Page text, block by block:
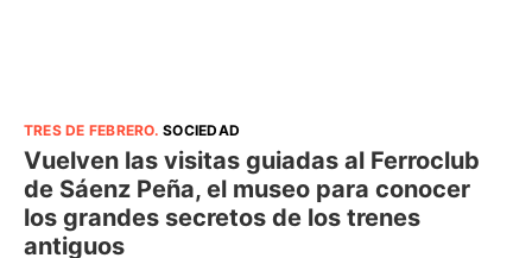
TRES DE FEBRERO.SOCIEDAD
Vuelven las visitas guiadas al Ferroclub
de Sáenz Peña, el museo para conocer
los grandes secretos de los trenes
antiguos